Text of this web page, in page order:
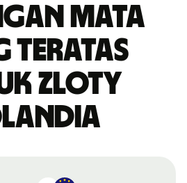
mata
teratas
zloty